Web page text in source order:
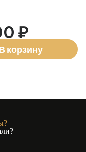
₽
В корзину